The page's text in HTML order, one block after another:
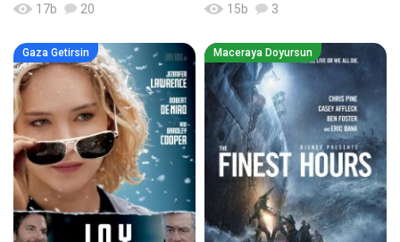
17b 20 15b 3
Gaza Getirsin Maceraya Doyursun